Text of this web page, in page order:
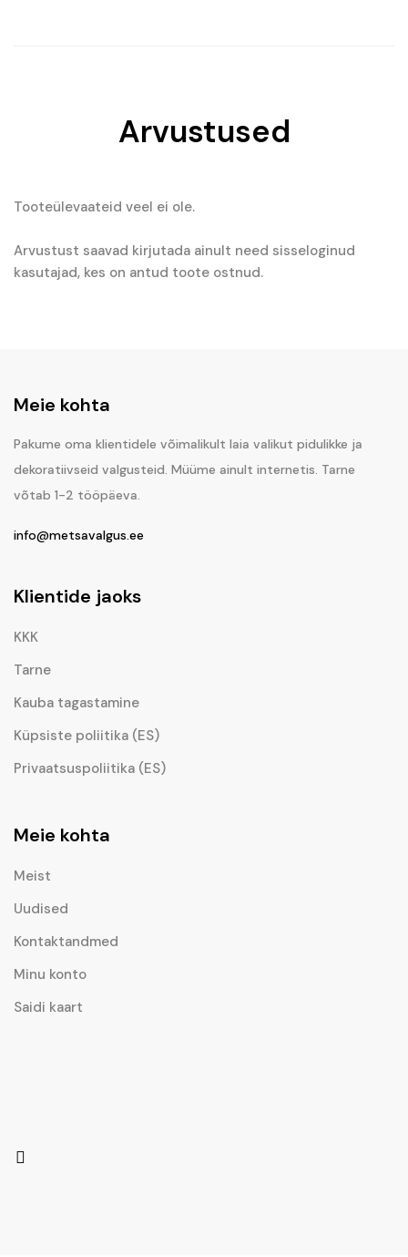
Arvustused
Tooteülevaateid veel ei ole.
Arvustust saavad kirjutada ainult need sisseloginud
kasutajad, kes on antud toote ostnud.
Meie kohta
Pakume oma klientidele võimalikult laia valikut pidulikke ja
dekoratiivseid valgusteid. Müüme ainult internetis. Tarne
võtab 1-2 tööpäeva.
info@metsavalgus.ee
Klientide jaoks
KKK
Tarne
Kauba tagastamine
Küpsiste poliitika (ES)
Privaatsuspoliitika (ES)
Meie kohta
Meist
Uudised
Kontaktandmed
Minu konto
Saidi kaart